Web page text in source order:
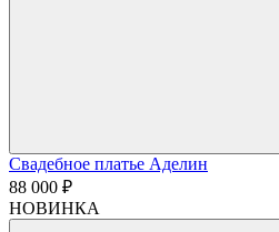
Свадебное платье Аделин
88 000 ₽
НОВИНКА